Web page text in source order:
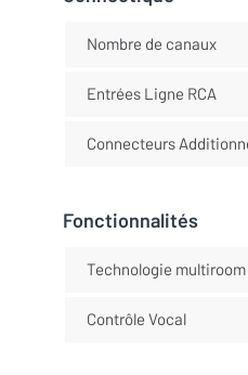
Nombre de canaux
Entrées Ligne RCA
Connecteurs
Fonctionnalités
Technologie multiroom
Contrôle Vocal